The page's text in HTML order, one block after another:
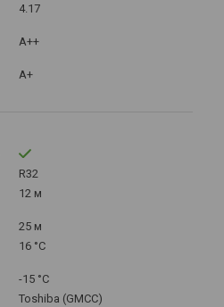
4.17
A++
A+
R32
12 м
25 м
16 °C
-15 °C
Toshiba (GMCC)